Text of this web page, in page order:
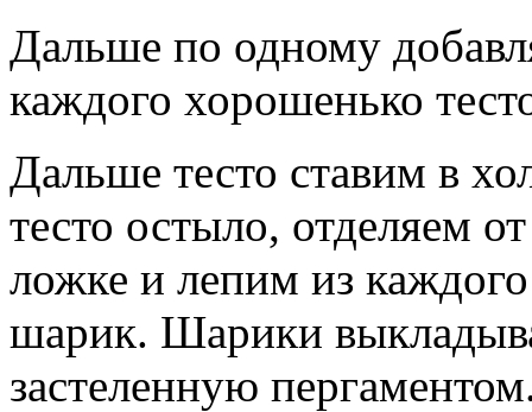
Дальше по одному
каждого хорошенько
Дальше тесто ставим в
тесто остыло, отделяем
ложке и лепим из
шарик. Шарики
застеленную